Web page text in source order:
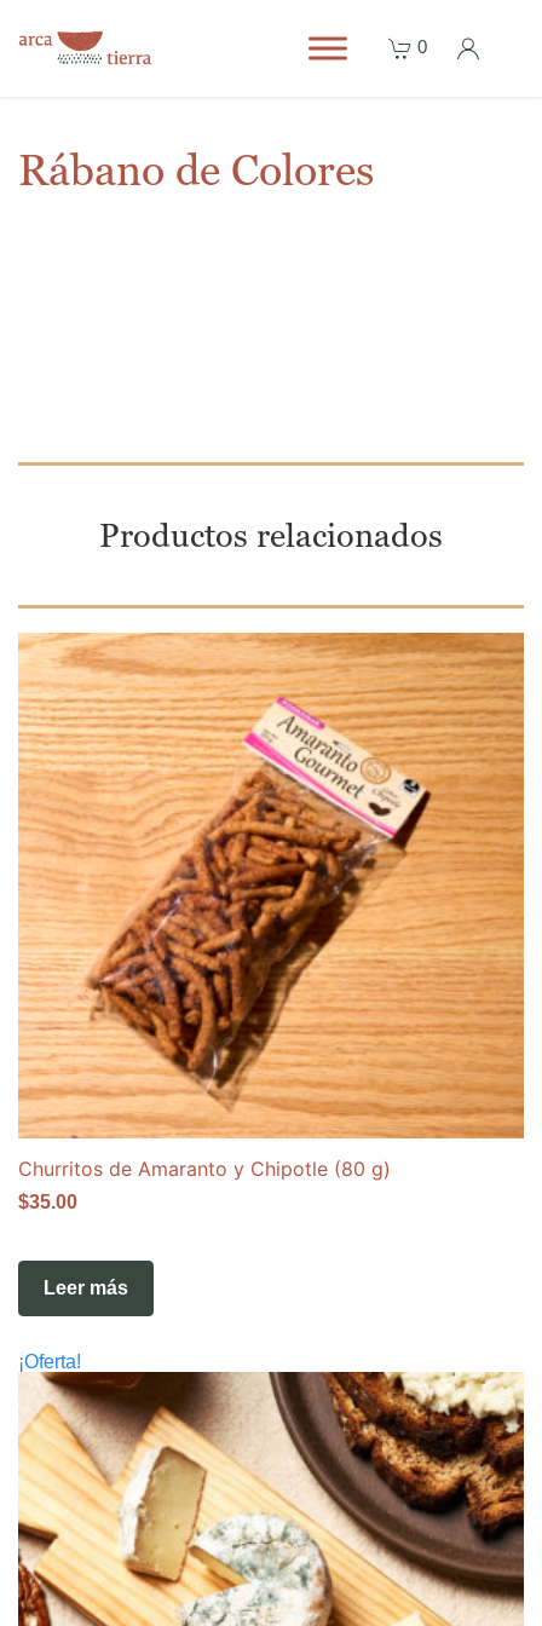
0
Rábano de Colores
Productos relacionados
Churritos de Amaranto y Chipotle (80 g)
$35.00
Leer más
¡Oferta!